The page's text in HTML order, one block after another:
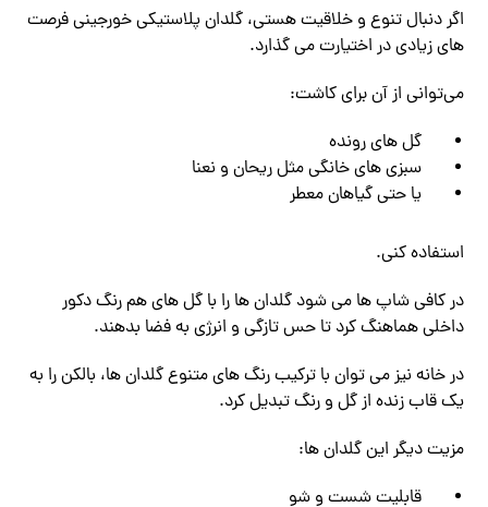
اگر دنبال تنوع و خلاقیت هستی، گلدان پلاستیکی خورجینی فرصت
‌های زیادی در اختیارت می‌ گذارد.
می‌توانی از آن برای کاشت:
گل ‌های رونده
سبزی ‌های خانگی مثل ریحان و نعنا
یا حتی گیاهان معطر
استفاده کنی.
در کافی ‌شاپ ‌ها می‌ شود گلدان ‌ها را با گل ‌های هم‌ رنگ دکور
داخلی هماهنگ کرد تا حس تازگی و انرژی به فضا بدهند.
در خانه نیز می ‌توان با ترکیب رنگ‌ های متنوع گلدان‌ ها، بالکن را به
یک قاب زنده از گل و رنگ تبدیل کرد.
مزیت دیگر این گلدان‌ ها:
قابلیت شست ‌و شو